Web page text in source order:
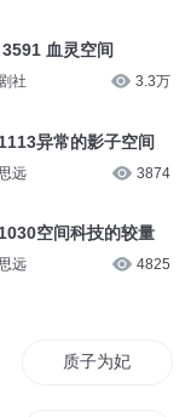
血灵空间
社 3.3万
异常的影子空间
远 3874
空间科技的较量
远 4825
质子为妃